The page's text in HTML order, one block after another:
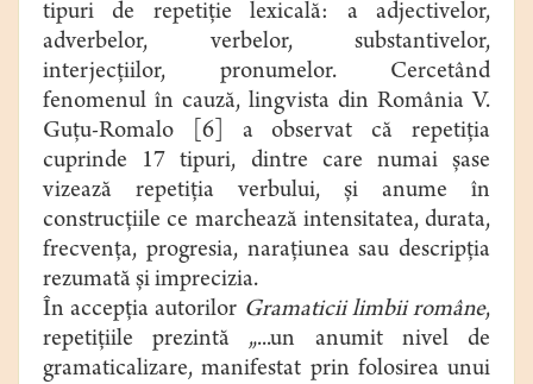
tipuri de repetiţie lexicală: a adjectivelor,
adverbelor, verbelor, substantivelor,
interjecţiilor, pronumelor. Cercetând
fenomenul în cauză, lingvista din România V.
Guţu-Romalo [6] a observat că repetiţia
cuprinde 17 tipuri, dintre care numai şase
vizează repetiţia verbului, şi anume în
construcţiile ce marchează intensitatea, durata,
frecvenţa, progresia, naraţiunea sau descripţia
rezumată şi imprecizia.
În accepţia autorilor Gramaticii limbii române,
repetiţiile prezintă „...un anumit nivel de
gramaticalizare, manifestat prin folosirea unui